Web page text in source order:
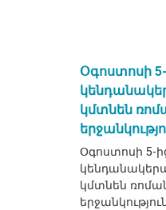
Օգոստոսի
կմտնեն
Օգոստոսի 5-
կմտնեն